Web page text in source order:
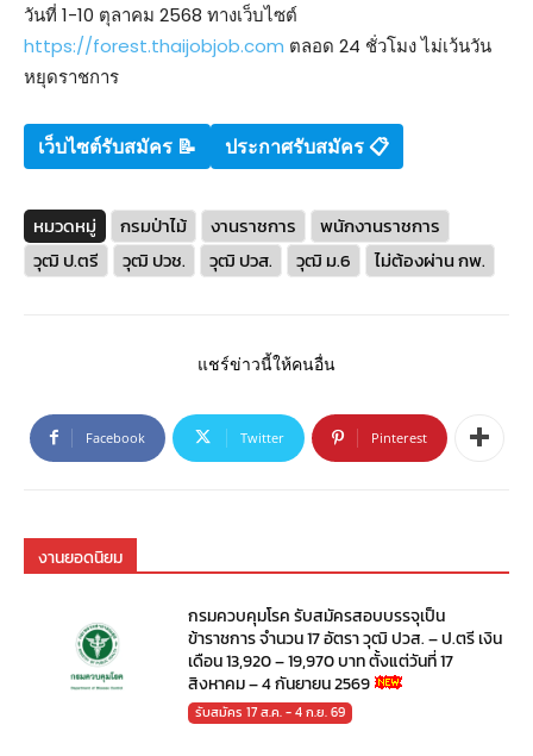
วันที่ 1-10 ตุลาคม 2568 ทางเว็บไซต์
https://forest.thaijobjob.com ตลอด 24 ชั่วโมง ไม่เว้นวัน
หยุดราชการ
เว็บไซต์รับสมัคร 📝 ประกาศรับสมัคร 📋
หมวดหมู่ กรมป่าไม้ งานราชการ
พนักงานราชการ
วุฒิ ป.ตรี
วุฒิ ปวช. วุฒิ ปวส. วุฒิ ม.6 ไม่ต้องผ่าน กพ.
แชร์ข่าวนี้ให้คนอื่น
Facebook Twitter Pinterest
งานยอดนิยม
กรมควบคุมโรค รับสมัครสอบบรรจุเป็น
ข้าราชการ จำนวน 17 อัตรา วุฒิ ปวส. – ป.ตรี เงิน
เดือน 13,920 – 19,970 บาท ตั้งแต่วันที่ 17
สิงหาคม – 4 กันยายน 2569
รับสมัคร 17 ส.ค. - 4 ก.ย. 69